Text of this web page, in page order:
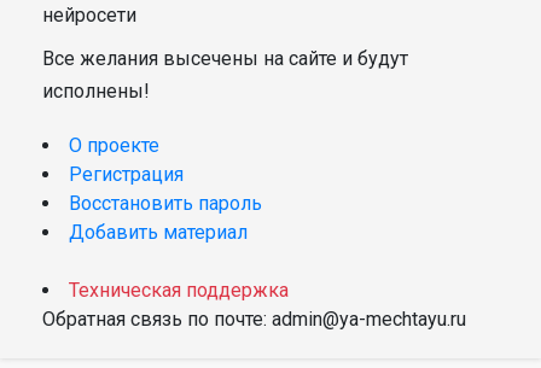
нейросети
Все желания высечены на сайте и будут
исполнены!
О проекте
Регистрация
Восстановить пароль
Добавить материал
Техническая поддержка
Обратная связь по почте: admin@ya-mechtayu.ru